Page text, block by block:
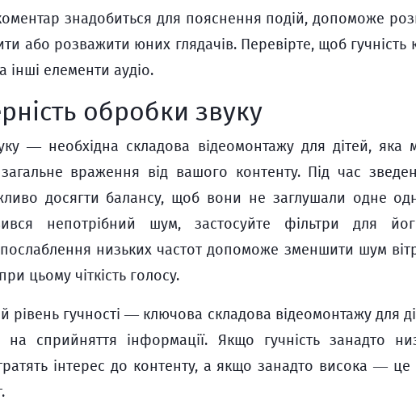
знадобиться для пояснення подій, допоможе
або розважити юних глядачів. Перевірте, щоб гучність
інші елементи аудіо.
обробки звуку
— необхідна складова відеомонтажу для дітей, яка
враження від вашого контенту. Під час
досягти балансу, щоб вони не заглушали одне
непотрібний шум, застосуйте фільтри для
низьких частот допоможе зменшити шум
цьому чіткість голосу.
рівень гучності — ключова складова відеомонтажу для
сприйняття інформації. Якщо гучність занадто
інтерес до контенту, а якщо занадто висока — це